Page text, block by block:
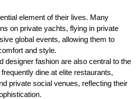
element of their lives. Many
on private yachts, flying in private
global events, allowing them to
and style.
designer fashion are also central to the
dine at elite restaurants,
private social venues, reflecting their